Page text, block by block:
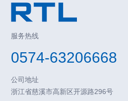
服务热线
0574-63206668
公司地址
浙江省慈溪市高新区开源路296号